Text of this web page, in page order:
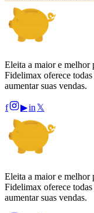
Eleita a maior e melhor
Fidelimax oferece todas
aumentar suas vendas.
f ▶in 𝕏
Eleita a maior e melhor
Fidelimax oferece todas
aumentar suas vendas.